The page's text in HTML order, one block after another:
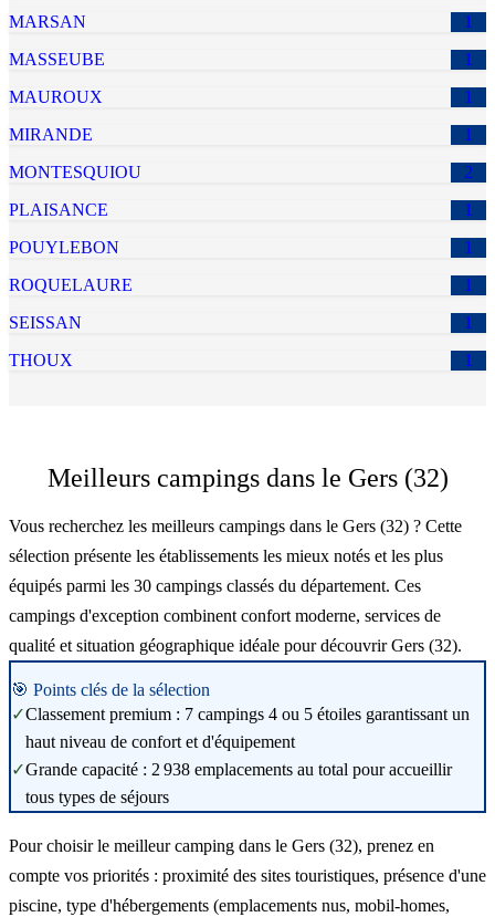
MARSAN
1
MASSEUBE
1
MAUROUX
1
MIRANDE
1
MONTESQUIOU
2
PLAISANCE
1
POUYLEBON
1
ROQUELAURE
1
SEISSAN
1
THOUX
1
Meilleurs campings dans le Gers (32)
Vous recherchez les meilleurs campings dans le Gers (32) ? Cette
sélection présente les établissements les mieux notés et les plus
équipés parmi les 30 campings classés du département. Ces
campings d'exception combinent confort moderne, services de
qualité et situation géographique idéale pour découvrir Gers (32).
🎯 Points clés de la sélection
✓Classement premium : 7 campings 4 ou 5 étoiles garantissant un
haut niveau de confort et d'équipement
✓Grande capacité : 2 938 emplacements au total pour accueillir
tous types de séjours
Pour choisir le meilleur camping dans le Gers (32), prenez en
compte vos priorités : proximité des sites touristiques, présence d'une
piscine, type d'hébergements (emplacements nus, mobil-homes,